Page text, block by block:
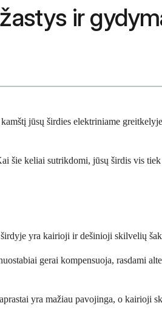
ir
jūsų širdies elektriniame
šie keliai sutrikdomi, jūsų širdis vis
yra kairioji ir dešinioji skilvelių
gerai kompensuoja, rasdami
yra mažiau pavojinga, o kairioji